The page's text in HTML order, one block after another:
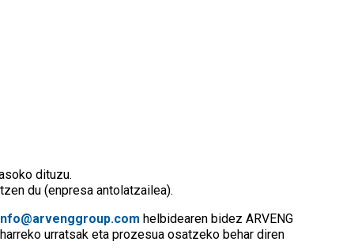
dituzu.
du (enpresa antolatzailea).
helbidearen bidez ARVENG
urratsak eta prozesua osatzeko behar diren